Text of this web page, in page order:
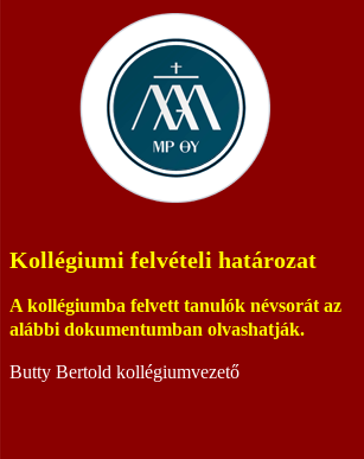
Kollégiumi felvételi határozat
A kollégiumba felvett tanulók névsorát az
alábbi dokumentumban olvashatják.
Butty Bertold kollégiumvezető